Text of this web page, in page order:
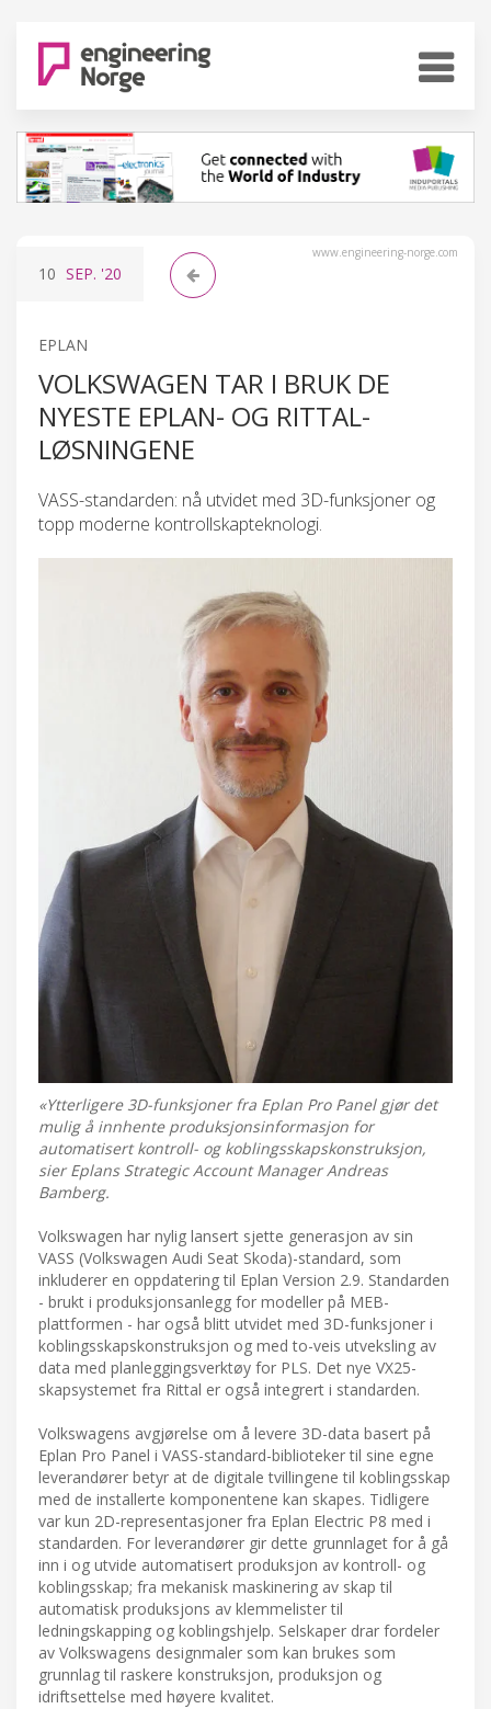
www.engineering-norge.com
10 SEP. '20
EPLAN
VOLKSWAGEN TAR I BRUK DE
NYESTE EPLAN- OG RITTAL-
LØSNINGENE
VASS-standarden: nå utvidet med 3D-funksjoner og
topp moderne kontrollskapteknologi.
«Ytterligere 3D-funksjoner fra Eplan Pro Panel gjør det
mulig å innhente produksjonsinformasjon for
automatisert kontroll- og koblingsskapskonstruksjon,
sier Eplans Strategic Account Manager Andreas
Bamberg.
Volkswagen har nylig lansert sjette generasjon av sin
VASS (Volkswagen Audi Seat Skoda)-standard, som
inkluderer en oppdatering til Eplan Version 2.9. Standarden
- brukt i produksjonsanlegg for modeller på MEB-
plattformen - har også blitt utvidet med 3D-funksjoner i
koblingsskapskonstruksjon og med to-veis utveksling av
data med planleggingsverktøy for PLS. Det nye VX25-
skapsystemet fra Rittal er også integrert i standarden.
Volkswagens avgjørelse om å levere 3D-data basert på
Eplan Pro Panel i VASS-standard-biblioteker til sine egne
leverandører betyr at de digitale tvillingene til koblingsskap
med de installerte komponentene kan skapes. Tidligere
var kun 2D-representasjoner fra Eplan Electric P8 med i
standarden. For leverandører gir dette grunnlaget for å gå
inn i og utvide automatisert produksjon av kontroll- og
koblingsskap; fra mekanisk maskinering av skap til
automatisk produksjons av klemmelister til
ledningskapping og koblingshjelp. Selskaper drar fordeler
av Volkswagens designmaler som kan brukes som
grunnlag til raskere konstruksjon, produksjon og
idriftsettelse med høyere kvalitet.